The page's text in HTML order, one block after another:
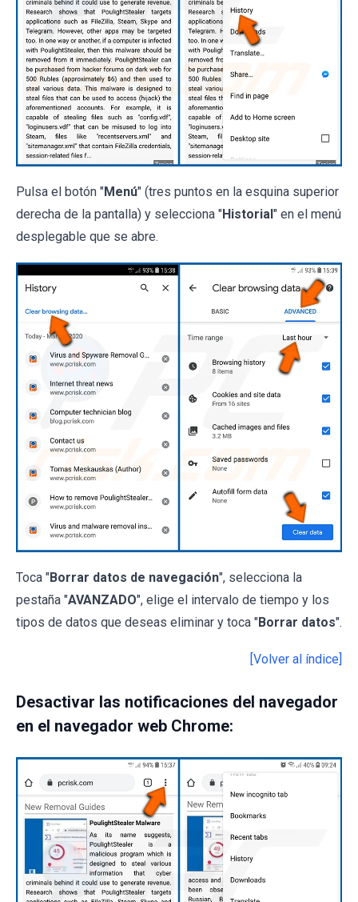
Pulsa el botón "Menú" (tres puntos en la esquina superior
derecha de la pantalla) y selecciona "Historial" en el menú
desplegable que se abre.
Toca "Borrar datos de navegación", selecciona la
pestaña "AVANZADO", elige el intervalo de tiempo y los
tipos de datos que deseas eliminar y toca "Borrar datos".
[Volver al índice]
Desactivar las notificaciones del navegador
en el navegador web Chrome: